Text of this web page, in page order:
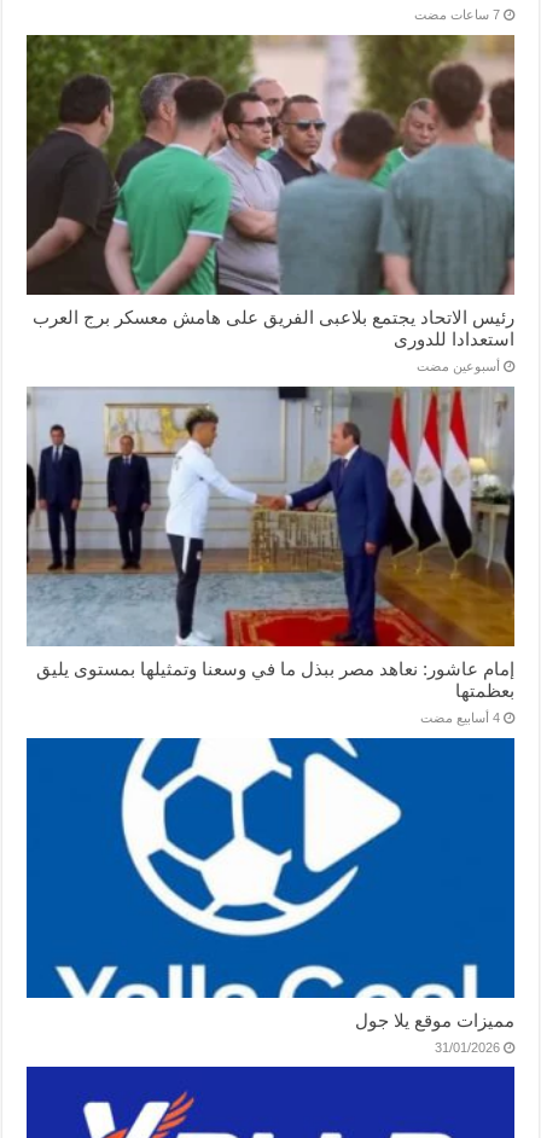
‏7 ساعات مضت
رئيس الاتحاد يجتمع بلاعبى الفريق على هامش معسكر برج العرب
استعدادا للدورى
‏أسبوعين مضت
إمام عاشور: نعاهد مصر ببذل ما في وسعنا وتمثيلها بمستوى يليق
بعظمتها
‏4 أسابيع مضت
مميزات موقع يلا جول
31/01/2026